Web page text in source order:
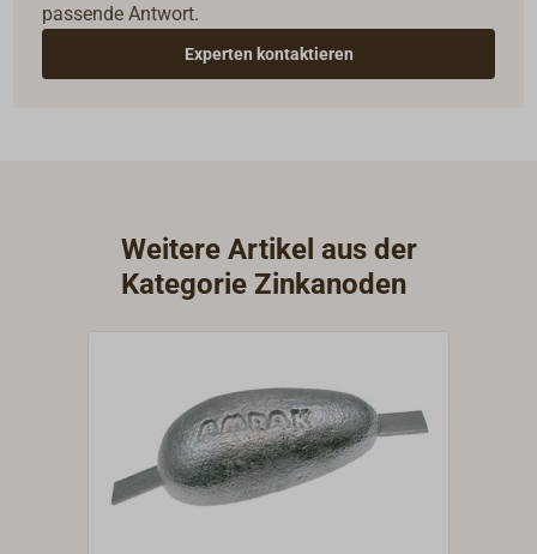
passende Antwort.
Experten kontaktieren
Weitere Artikel aus der
Kategorie Zinkanoden